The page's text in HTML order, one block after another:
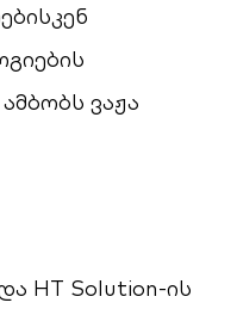
ვაჟა
HT Solution-ის